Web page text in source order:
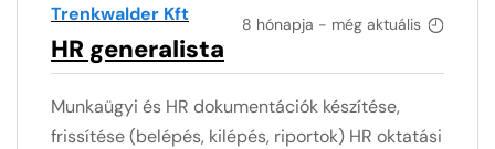
8 hónapja - még aktuális
Trenkwalder Kft
HR generalista
Munkaügyi és HR dokumentációk készítése,
frissítése (belépés, kilépés, riportok) HR oktatási